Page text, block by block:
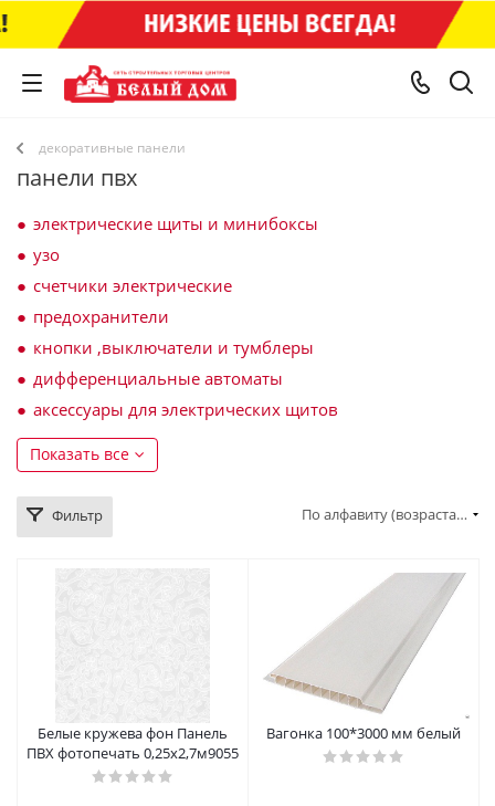
декоративные панели
панели пвх
электрические щиты и минибоксы
узо
счетчики электрические
предохранители
кнопки ,выключатели и тумблеры
дифференциальные автоматы
аксессуары для электрических щитов
Показать все
Фильтр По алфавиту (возрастание)
Белые кружева фон Панель
ПВХ фотопечать 0,25х2,7м9055
Вагонка 100*3000 мм белый